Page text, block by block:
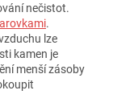
nečistot.
.
lze
kamen je
menší zásoby